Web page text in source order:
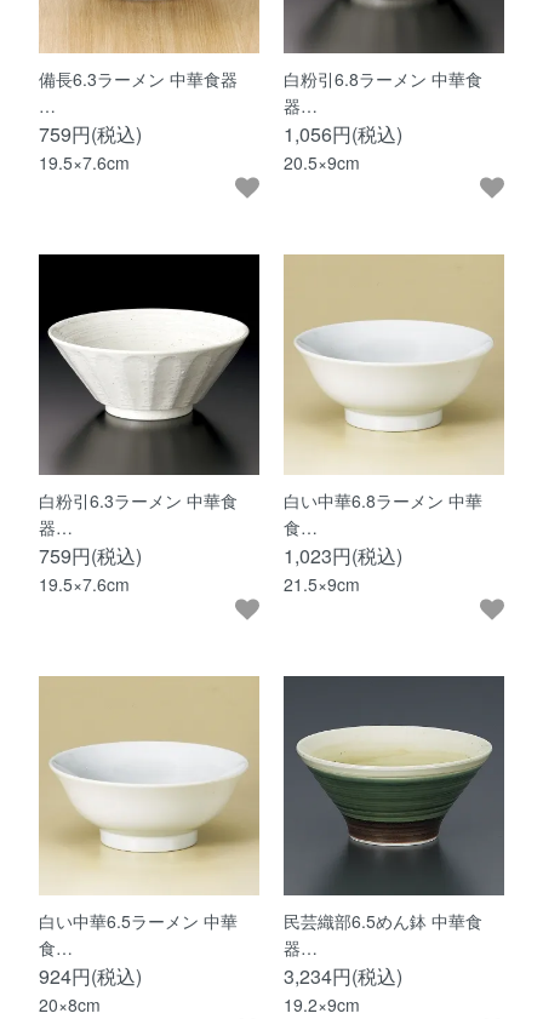
備長6.3ラーメン 中華食器
…
759円(税込)
19.5×7.6cm
白粉引6.8ラーメン 中華食
器…
1,056円(税込)
20.5×9cm
白粉引6.3ラーメン 中華食
器…
759円(税込)
19.5×7.6cm
白い中華6.8ラーメン 中華
食…
1,023円(税込)
21.5×9cm
白い中華6.5ラーメン 中華
食…
924円(税込)
20×8cm
民芸織部6.5めん鉢 中華食
器…
3,234円(税込)
19.2×9cm